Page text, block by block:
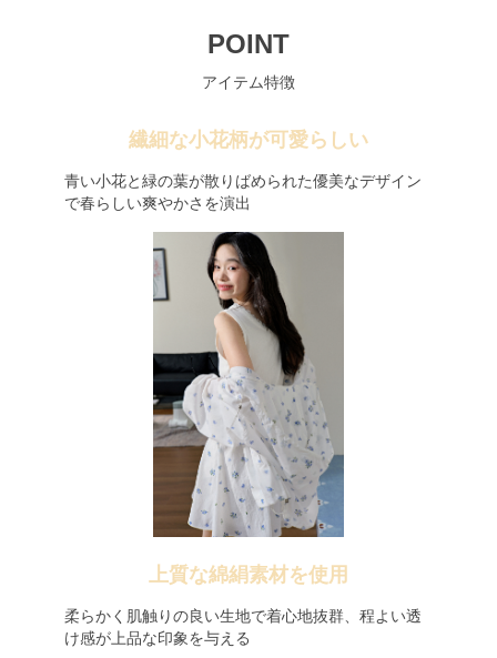
POINT
アイテム特徴
繊細な小花柄が可愛らしい
青い小花と緑の葉が散りばめられた優美なデザイン
で春らしい爽やかさを演出
上質な綿絹素材を使用
柔らかく肌触りの良い生地で着心地抜群、程よい透
け感が上品な印象を与える